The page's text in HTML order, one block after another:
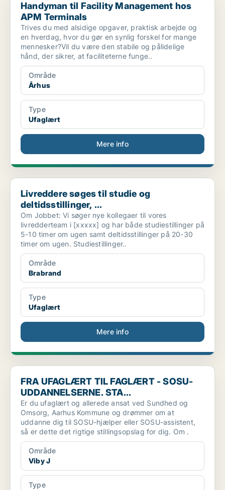
Handyman til Facility Management hos
APM Terminals
Trives du med alsidige opgaver, praktisk arbejde og
en hverdag, hvor du gør en synlig forskel for mange
mennesker?Vil du være den stabile og pålidelige
hånd, der sikrer, at faciliteterne funge..
Område
Århus
Type
Ufaglært
Mere info
Livreddere søges til studie og deltidsstillinger, ...
Livreddere søges til studie og
deltidsstillinger, ...
Om Jobbet: Vi søger nye kollegaer til vores
livredderteam i [xxxxx] og har både studiestillinger på
5-10 timer om ugen samt deltidsstillinger på 20-30
timer om ugen. Studiestillinger..
Område
Brabrand
Type
Ufaglært
Mere info
FRA UFAGLÆRT TIL FAGLÆRT - SOSU-UDDANNELSERNE.
FRA UFAGLÆRT TIL FAGLÆRT - SOSU-
UDDANNELSERNE. STA...
Er du ufaglært og allerede ansat ved Sundhed og
Omsorg, Aarhus Kommune og drømmer om at
uddanne dig til SOSU-hjælper eller SOSU-assistent,
så er dette det rigtige stillingsopslag for dig. Om .
Område
Viby J
Type